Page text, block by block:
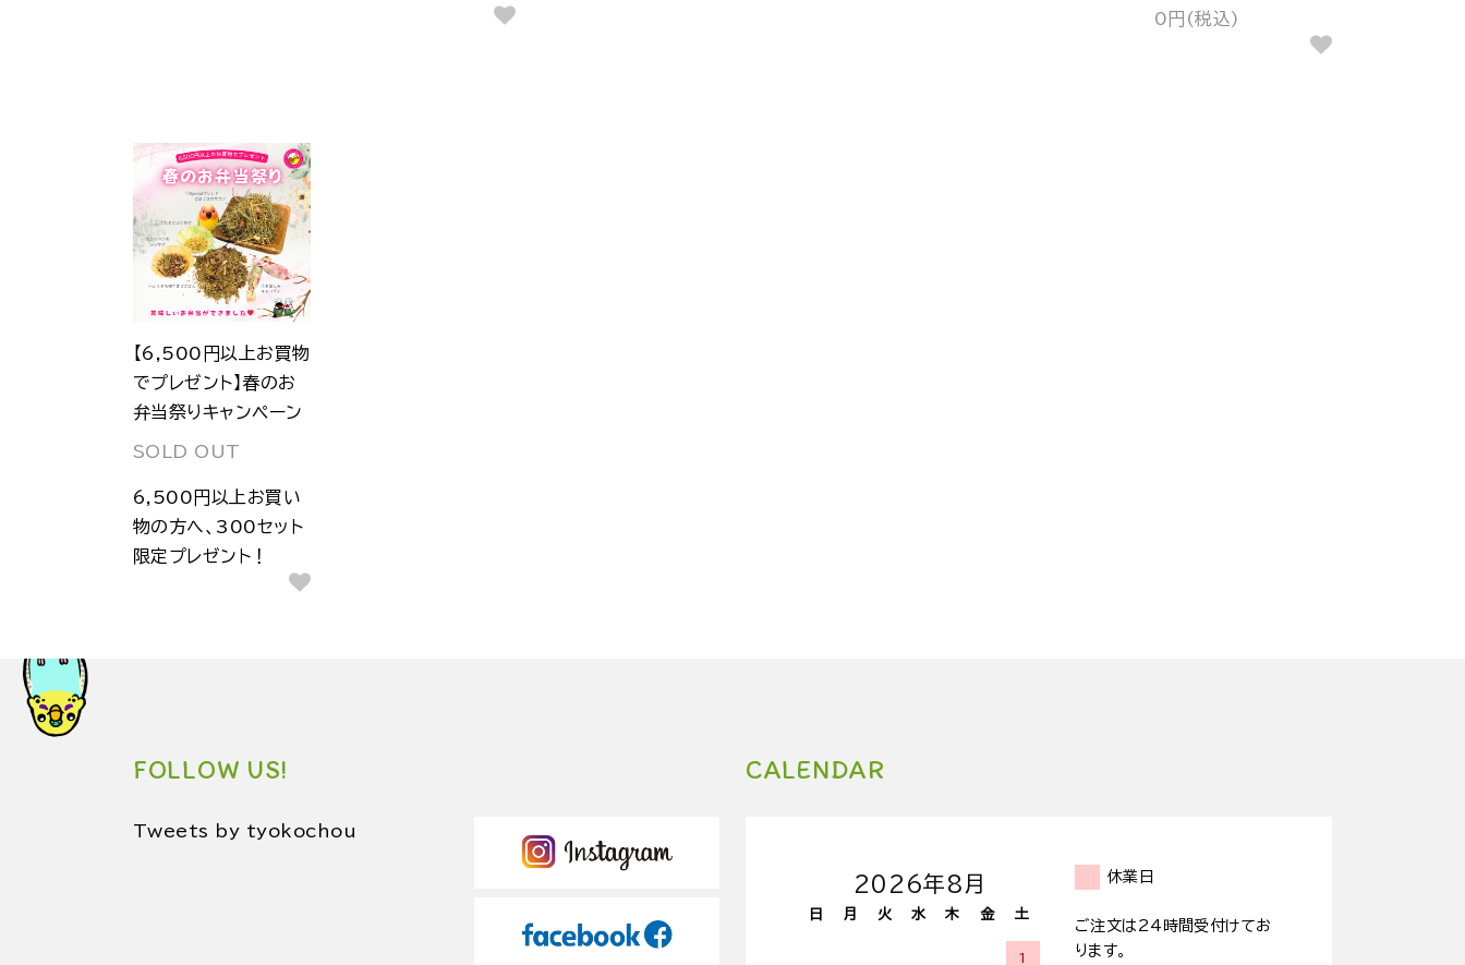
0円(税込)
【6,500円以上お買物
でプレゼント】春のお
弁当祭りキャンペーン
SOLD OUT
6,500円以上お買い
物の方へ、300セット
限定プレゼント！
FOLLOW US!
Tweets by tyokochou
CALENDAR
2026年8月
日 月 火 水 木 金 土
1
休業日
ご注文は24時間受付けてお
ります。